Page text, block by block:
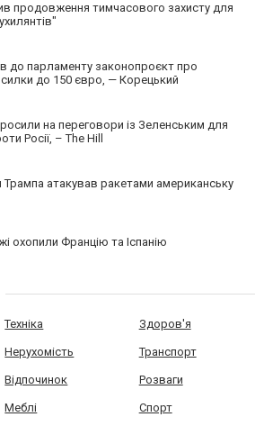
продовження тимчасового захисту для
до парламенту законопроєкт про
до 150 євро, — Корецький
на переговори із Зеленським для
Росії, – The Hill
Трампа атакував ракетами американську
охопили Францію та Іспанію
Техніка Здоров'я
Нерухомість Транспорт
Відпочинок Розваги
Меблі Спорт